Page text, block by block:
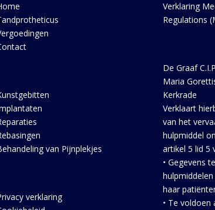
van Pijnplekjes
verklaring
Verklaring
Regulations
De Graaf
Maria
Kerkrade
Verklaart
van het
hulpmiddel
artikel 5 lid 5
• Gegevens
haar
• Te voldoen